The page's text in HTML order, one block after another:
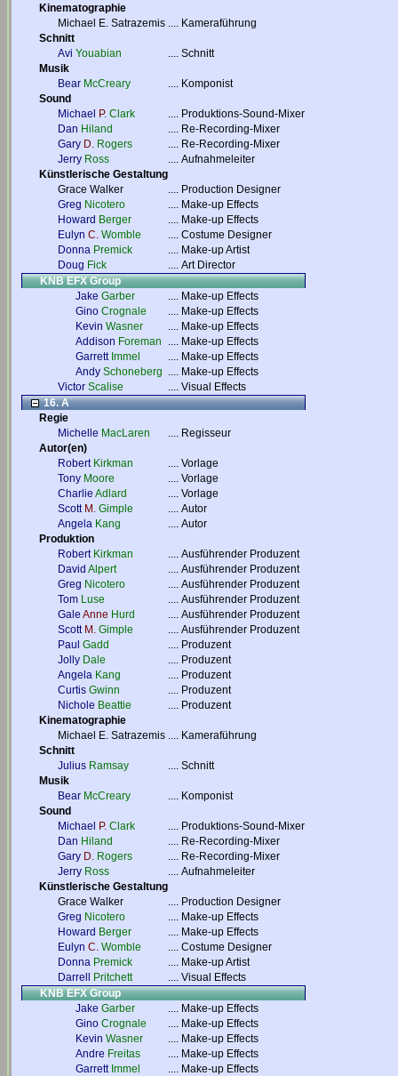
Kinematographie
Michael E. Satrazemis .... Kameraführung
Schnitt
Avi Youabian .... Schnitt
Musik
Bear McCreary .... Komponist
Sound
Michael
P. Clark .... Produktions-Sound-Mixer
Dan Hiland .... Re-Recording-Mixer
Gary D. Rogers .... Re-Recording-Mixer
Jerry Ross .... Aufnahmeleiter
Künstlerische Gestaltung
Grace Walker
.... Production Designer
Greg Nicotero .... Make-up Effects
Howard Berger .... Make-up Effects
Eulyn C. Womble .... Costume Designer
Donna Premick .... Make-up Artist
Doug Fick .... Art Director
KNB EFX Group
Jake Garber .... Make-up Effects
Gino Crognale .... Make-up Effects
Kevin Wasner .... Make-up Effects
Addison Foreman .... Make-up Effects
Garrett Immel .... Make-up Effects
Andy Schoneberg .... Make-up Effects
Victor Scalise .... Visual Effects
16. A
Regie
Michelle MacLaren .... Regisseur
Autor(en)
Robert Kirkman .... Vorlage
Tony Moore .... Vorlage
Charlie Adlard .... Vorlage
Scott M. Gimple .... Autor
Angela Kang .... Autor
Produktion
Robert Kirkman .... Ausführender Produzent
David Alpert .... Ausführender Produzent
Greg Nicotero .... Ausführender Produzent
Tom Luse .... Ausführender Produzent
Gale Anne Hurd .... Ausführender Produzent
Scott M. Gimple .... Ausführender Produzent
Paul Gadd .... Produzent
Jolly Dale .... Produzent
Angela Kang .... Produzent
Curtis Gwinn .... Produzent
Nichole Beattie .... Produzent
Kinematographie
Michael E. Satrazemis .... Kameraführung
Schnitt
Julius Ramsay .... Schnitt
Musik
Bear McCreary .... Komponist
Sound
Michael
P. Clark .... Produktions-Sound-Mixer
Dan Hiland .... Re-Recording-Mixer
Gary D. Rogers .... Re-Recording-Mixer
Jerry Ross .... Aufnahmeleiter
Künstlerische Gestaltung
Grace Walker
.... Production Designer
Greg Nicotero .... Make-up Effects
Howard Berger .... Make-up Effects
Eulyn C. Womble .... Costume Designer
Donna Premick .... Make-up Artist
Darrell
Pritchett .... Visual Effects
KNB EFX Group
Jake Garber .... Make-up Effects
Gino Crognale .... Make-up Effects
Kevin Wasner .... Make-up Effects
Andre Freitas .... Make-up Effects
Garrett Immel .... Make-up Effects